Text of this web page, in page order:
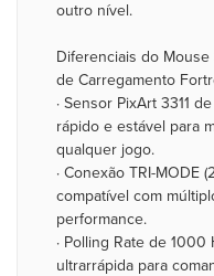
outro nível.
Diferenciais do Mouse
de Carregamento
· Sensor PixArt 3311
rápido e estável para
qualquer jogo.
· Conexão TRI-MODE
compatível com
performance.
· Polling Rate de
ultrarrápida para